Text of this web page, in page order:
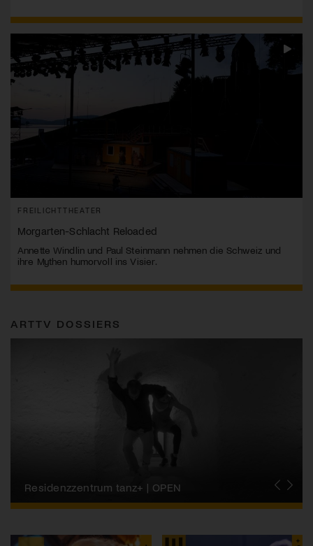
FREILICHTTHEATER
Morgarten-Schlacht Reloaded
Annette Windlin und Paul Steinmann nehmen die Schweiz und
ihre Mythen humorvoll ins Visier.
ARTTV DOSSIERS
Migros-Kulturprozent | Tanzfestival Steps
Residenzzentrum tanz+ | OPEN
Tanzszene Schweiz